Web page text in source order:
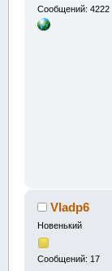
Сообщений: 4222
Vladp6
Новенький
Сообщений: 17